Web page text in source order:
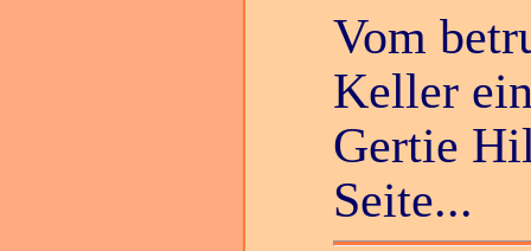
Vom
Keller
Gertie
Seite...